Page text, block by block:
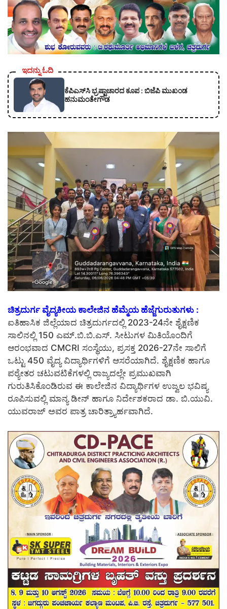
ಇದನ್ನು ಓದಿ
ಕೆಪಿಎಸ್‍ಸಿ ಭ್ರಷ್ಟಾಚಾರದ ಕೂಪ : ಬಿಜೆಪಿ ಮುಖಂಡ
ಹನುಮಂತೇಗೌಡ
ಚಿತ್ರದುರ್ಗ ವೈದ್ಯಕೀಯ ಕಾಲೇಜಿನ ಹೆಮ್ಮೆಯ ಹೆಜ್ಜೆಗುರುತುಗಳು :
ಐತಿಹಾಸಿಕ ಜಿಲ್ಲೆಯಾದ ಚಿತ್ರದುರ್ಗದಲ್ಲಿ 2023-24ನೇ ಶೈಕ್ಷಣಿಕ
ಸಾಲಿನಲ್ಲಿ 150 ಎಮ್.ಬಿ.ಬಿ.ಎಸ್. ಸೀಟುಗಳ ಮಿತಿಯೊಂದಿಗೆ
ಆರಂಭವಾದ CMCRI ಸಂಸ್ಥೆಯು, ಪ್ರಸಕ್ತ 2026-27ನೇ ಸಾಲಿಗೆ
ಒಟ್ಟು 450 ವೈದ್ಯ ವಿದ್ಯಾರ್ಥಿಗಳಿಗೆ ಆಸರೆಯಾಗಿದೆ. ಶೈಕ್ಷಣಿಕ ಹಾಗೂ
ಪಠ್ಯೇತರ ಚಟುವಟಿಕೆಗಳಲ್ಲಿ ರಾಜ್ಯದಲ್ಲೇ ಪ್ರಮುಖವಾಗಿ
ಗುರುತಿಸಿಕೊಂಡಿರುವ ಈ ಕಾಲೇಜಿನ ವಿದ್ಯಾರ್ಥಿಗಳ ಉಜ್ವಲ ಭವಿಷ್ಯ
ರೂಪಿಸುವಲ್ಲಿ ಮಾನ್ಯ ಡೀನ್ ಹಾಗೂ ನಿರ್ದೇಶಕರಾದ ಡಾ. ಬಿ.ಯುವಿ.
ಯುವರಾಜ್ ಅವರ ಪಾತ್ರ ಚಾರಿತ್ರ್ಯಾರ್ಹವಾಗಿದೆ.